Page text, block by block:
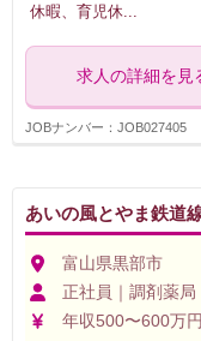
休暇、育児休
求人の詳細を見
JOBナンバー：JOB027405
あいの風とやま鉄道
富山県黒部市
正社員｜調剤薬局
年収500〜600万円